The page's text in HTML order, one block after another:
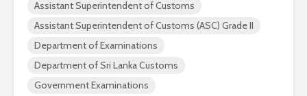
Assistant Superintendent of Customs
Assistant Superintendent of Customs (ASC) Grade II
Department of Examinations
Department of Sri Lanka Customs
Government Examinations